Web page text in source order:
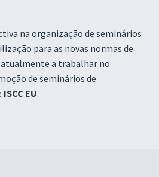
na organização de seminários
para as novas normas de
a trabalhar no
de seminários de
ISCC EU.